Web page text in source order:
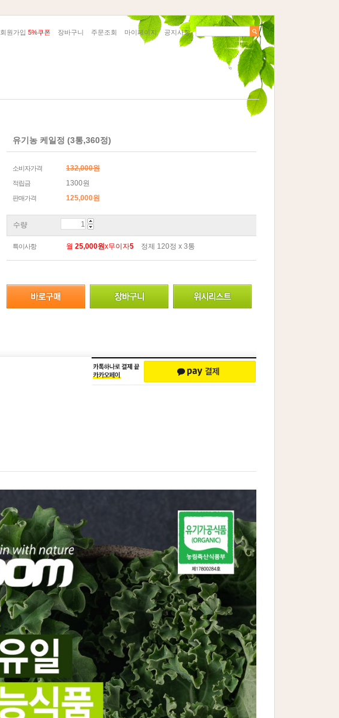
회원가입 5%쿠폰 장바구니 주문조회 마이페이지 공지사항
유기농 케일정 (3통,360정)
소비자가격 132,000원
적립금 1300원
판매가격 125,000원
수량
특이사항 월 25,000원x무이자5 정제 120정 x 3통